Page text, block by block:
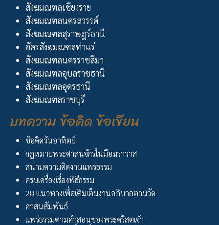
สังฆมณฑลเชียงราย
สังฆมณฑลนครสวรรค์
สังฆมณฑลสุราษฎร์ธานี
อัครสังฆมณฑลท่าแร่
สังฆมณฑลนครราชสีมา
สังฆมณฑลอุบลราชธานี
สังฆมณฑลอุดรธานี
สังฆมณฑลราชบุรี
บทความ ข้อคิด ข้อเขียน
ข้อคิดวันอาทิตย์
กฏหมายพระศาสนจักรในมือฆราวาส
สนามความคิดงานแพร่ธรรม
ครบเครื่องเรื่องพิธีกรรม
28 แนวทางเพื่อเติมเต็มงานอภิบาลตามวัด
ศาสนสัมพันธ์
แพร่ธรรมตามคำสอนของพระคริสตเจ้า